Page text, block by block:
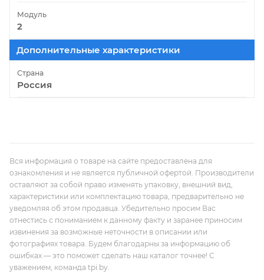
Модуль
2
Дополнительные характеристики
Страна
Россия
Вся информация о товаре на сайте предоставлена для
ознакомления и не является публичной офертой. Производители
оставляют за собой право изменять упаковку, внешний вид,
характеристики или комплектацию товара, предварительно не
уведомляя об этом продавца. Убедительно просим Вас
отнестись с пониманием к данному факту и заранее приносим
извинения за возможные неточности в описании или
фотографиях товара. Будем благодарны за информацию об
ошибках — это поможет сделать наш каталог точнее! С
уважением, команда tpi.by.